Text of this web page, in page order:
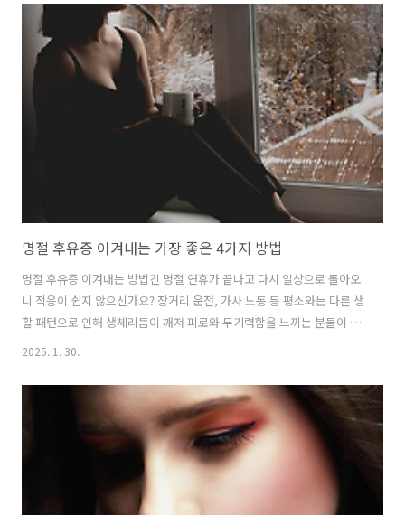
명절 후유증 이겨내는 가장 좋은 4가지 방법
명절 후유증 이겨내는 방법긴 명절 연휴가 끝나고 다시 일상으로 돌아오
니 적응이 쉽지 않으신가요? 장거리 운전, 가사 노동 등 평소와는 다른 생
활 패턴으로 인해 생체리듬이 깨져 피로와 무기력함을 느끼는 분들이 많
을 겁니다. 이는 단순한 피로로 끝나지 않고, 만성 피로나 우울증으로 이
소개해드리겠습니다.1. 간단한 스트레칭과 가벼운 운동명절 후유증의
대표적인 증상은 몸이 무겁고 근육이 경직되는 것입니다. 이를 해소하려
면 짬날 때마다 간단한 스트레칭을 해주는 것이 좋습니다. 스트레칭은 피
곤한 몸을 풀어주는 가장 간단하면서도 효과적인 방법인데요. 몸이 조금
풀리고 나면 하루 30분 정도의 가벼운 운동을 해보세요. 이는 명절 동안
2025. 1. 30.